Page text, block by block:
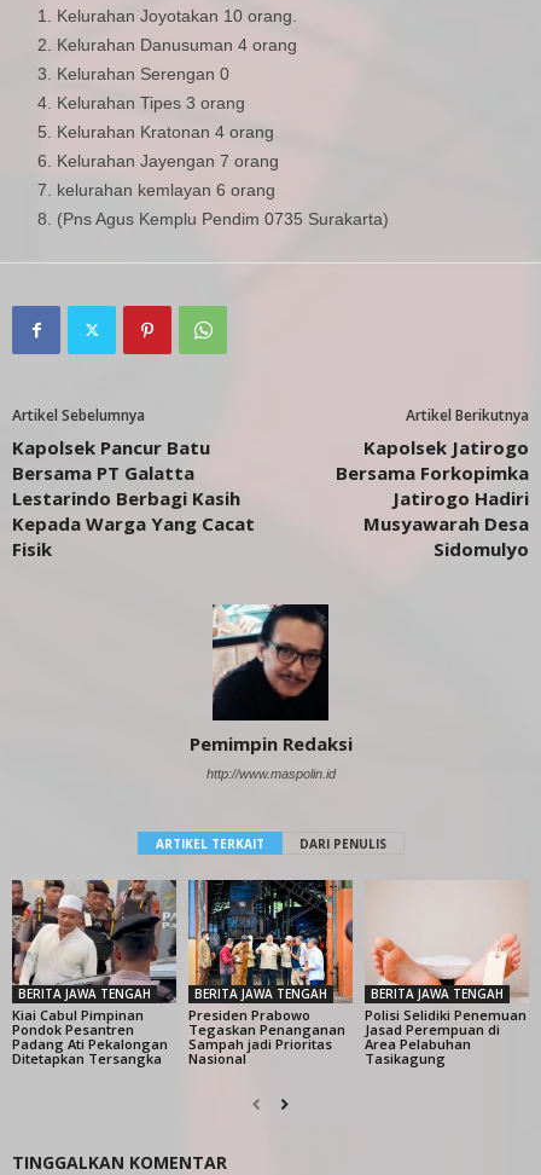
Kelurahan Joyotakan 10 orang.
Kelurahan Danusuman 4 orang
Kelurahan Serengan 0
Kelurahan Tipes 3 orang
Kelurahan Kratonan 4 orang
Kelurahan Jayengan 7 orang
kelurahan kemlayan 6 orang
(Pns Agus Kemplu Pendim 0735 Surakarta)
Artikel Sebelumnya
Kapolsek Pancur Batu
Bersama PT Galatta
Lestarindo Berbagi Kasih
Kepada Warga Yang Cacat
Fisik
Artikel Berikutnya
Kapolsek Jatirogo
Bersama Forkopimka
Jatirogo Hadiri
Musyawarah Desa
Sidomulyo
Pemimpin Redaksi
http://www.maspolin.id
ARTIKEL TERKAIT DARI PENULIS
BERITA JAWA TENGAH
Kiai Cabul Pimpinan
Pondok Pesantren
Padang Ati Pekalongan
Ditetapkan Tersangka
BERITA JAWA TENGAH
Presiden Prabowo
Tegaskan Penanganan
Sampah jadi Prioritas
Nasional
BERITA JAWA TENGAH
Polisi Selidiki Penemuan
Jasad Perempuan di
Area Pelabuhan
Tasikagung
TINGGALKAN KOMENTAR